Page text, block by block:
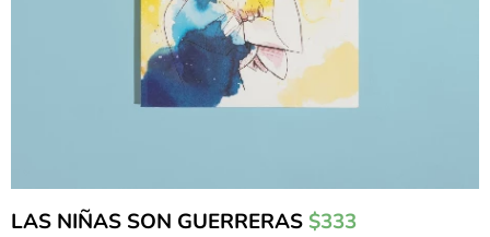
LAS NIÑAS SON GUERRERAS $333